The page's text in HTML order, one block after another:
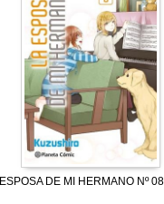
ESPOSA DE MI HERMANO Nº